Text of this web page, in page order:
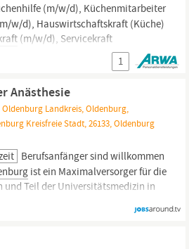
(m/w/d), Küchenmitarbeiter
w/d), Hauswirtschaftskraft (Küche)
(m/w/d), Servicekraft
im Restaurant (m/w/d) oder
d)? Dann bewirb Dich jetzt gleich
Mit Deiner...
1
Anästhesie
Oldenburg Landkreis, Oldenburg,
Kreisfreie Stadt, 26133, Oldenburg
Berufsanfänger sind willkommen
ist ein Maximalversorger für die
und Teil der Universitätsmedizin in
26 Kliniken und Institute und
und Mitarbeiter. Damit
in der Region.